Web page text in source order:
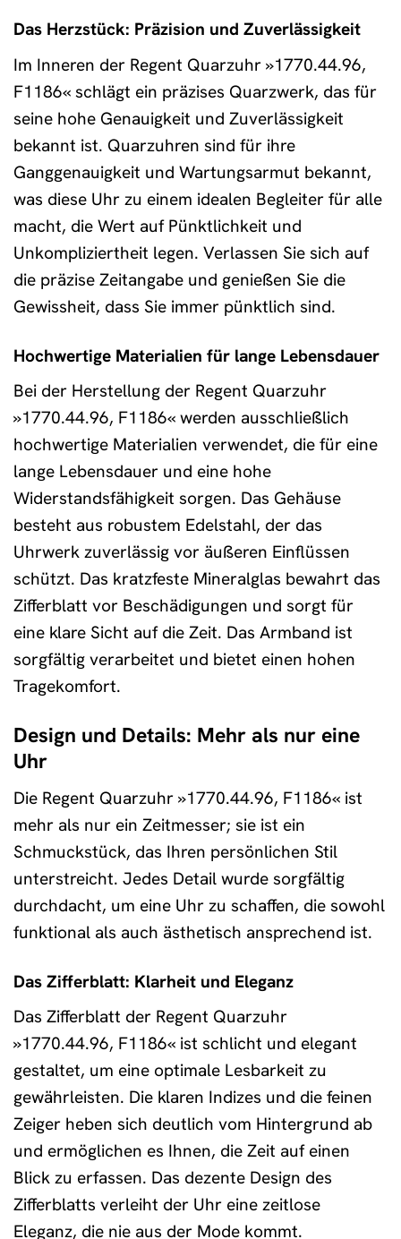
Das Herzstück: Präzision und Zuverlässigkeit
Im Inneren der Regent Quarzuhr »1770.44.96,
F1186« schlägt ein präzises Quarzwerk, das für
seine hohe Genauigkeit und Zuverlässigkeit
bekannt ist. Quarzuhren sind für ihre
Ganggenauigkeit und Wartungsarmut bekannt,
was diese Uhr zu einem idealen Begleiter für alle
macht, die Wert auf Pünktlichkeit und
Unkompliziertheit legen. Verlassen Sie sich auf
die präzise Zeitangabe und genießen Sie die
Gewissheit, dass Sie immer pünktlich sind.
Hochwertige Materialien für lange Lebensdauer
Bei der Herstellung der Regent Quarzuhr
»1770.44.96, F1186« werden ausschließlich
hochwertige Materialien verwendet, die für eine
lange Lebensdauer und eine hohe
Widerstandsfähigkeit sorgen. Das Gehäuse
besteht aus robustem Edelstahl, der das
Uhrwerk zuverlässig vor äußeren Einflüssen
schützt. Das kratzfeste Mineralglas bewahrt das
Zifferblatt vor Beschädigungen und sorgt für
eine klare Sicht auf die Zeit. Das Armband ist
sorgfältig verarbeitet und bietet einen hohen
Tragekomfort.
Design und Details: Mehr als nur eine
Uhr
Die Regent Quarzuhr »1770.44.96, F1186« ist
mehr als nur ein Zeitmesser; sie ist ein
Schmuckstück, das Ihren persönlichen Stil
unterstreicht. Jedes Detail wurde sorgfältig
durchdacht, um eine Uhr zu schaffen, die sowohl
funktional als auch ästhetisch ansprechend ist.
Das Zifferblatt: Klarheit und Eleganz
Das Zifferblatt der Regent Quarzuhr
»1770.44.96, F1186« ist schlicht und elegant
gestaltet, um eine optimale Lesbarkeit zu
gewährleisten. Die klaren Indizes und die feinen
Zeiger heben sich deutlich vom Hintergrund ab
und ermöglichen es Ihnen, die Zeit auf einen
Blick zu erfassen. Das dezente Design des
Zifferblatts verleiht der Uhr eine zeitlose
Eleganz, die nie aus der Mode kommt.